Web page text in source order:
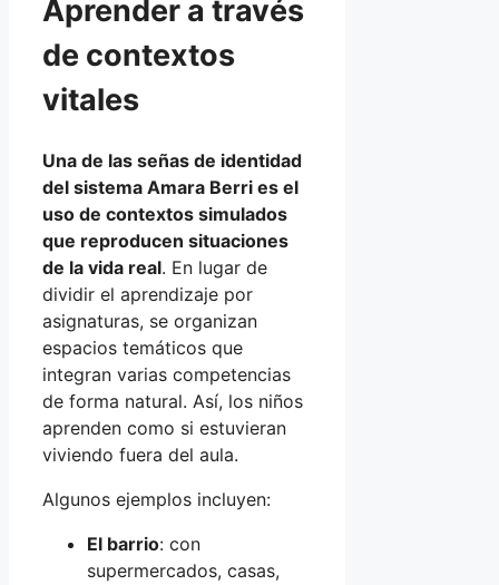
Aprender a través
de contextos
vitales
Una de las señas de identidad
del sistema Amara Berri es el
uso de contextos simulados
que reproducen situaciones
de la vida real. En lugar de
dividir el aprendizaje por
asignaturas, se organizan
espacios temáticos que
integran varias competencias
de forma natural. Así, los niños
aprenden como si estuvieran
viviendo fuera del aula.
Algunos ejemplos incluyen:
El barrio: con
supermercados, casas,